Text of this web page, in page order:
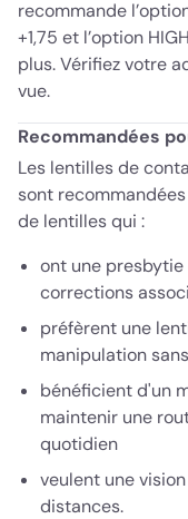
recommande
+1,75 et l’option
plus. Vérifiez votre
vue.
Recommandées
Les lentilles de
sont
de lentilles qui :
ont une
corrections
préfèrent une
manipulation
bénéficient d'un
maintenir une
quotidien
veulent une
distances.